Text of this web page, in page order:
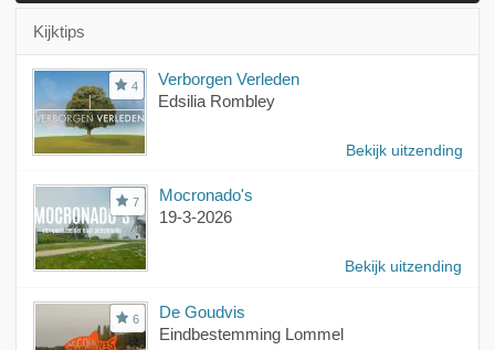
Kijktips
4
Verborgen Verleden
Edsilia Rombley
Bekijk uitzending
7
Mocronado's
19-3-2026
Bekijk uitzending
6
De Goudvis
Eindbestemming Lommel